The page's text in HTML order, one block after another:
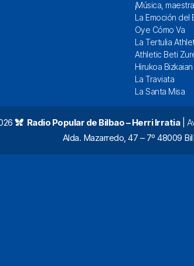
¡Música,
La Emoción del
Oye Cómo Va
La Tertulia
Athletic Beti
Hirukoa Bizkaian
La Traviata
La Santa Misa
Radio Popular de Bilbao – Herri Irratia|
Alda. Mazarredo, 47 – 7º 48009